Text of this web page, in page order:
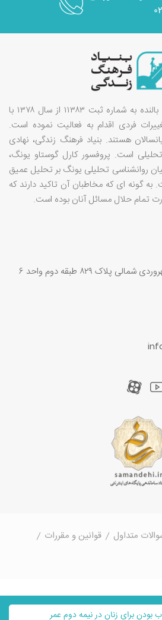
برای زنان در نیمه دوم عمر
موسسه بنیاد فرهنگ زندگی بالنده به شماره ثبت ۱۱۳۸۳ از سال ۱۳۷۸ با
فردی اقدام به فعالیت نموده است.
هستند. بنیاد فرهنگ زندگی، نهادی
است. پروفسور کارل گوستاو یونگ،
روانشناسی تحلیلی یونگ بر تحلیل عمیق
گونه ای که مخاطبان آن تاکید دارند که
تمام حلال مسائل آنان بوده است.
پلاک ۸۲۹ طبقه دوم واحد ۶
متداول
قوانین و مقررات